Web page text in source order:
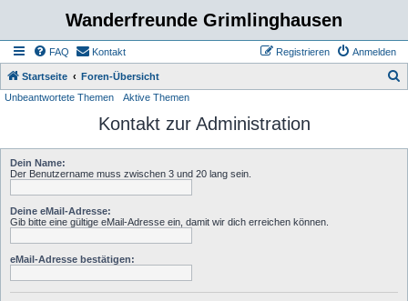
Wanderfreunde Grimlinghausen
FAQ Kontakt Anmelden
Registrieren
Startseite Foren-Übersicht
Unbeantwortete Themen Aktive Themen
Kontakt zur Administration
Dein Name:
Der Benutzername muss zwischen 3 und 20 lang sein.
Deine eMail-Adresse:
Gib bitte eine gültige eMail-Adresse ein, damit wir dich erreichen können.
eMail-Adresse bestätigen: